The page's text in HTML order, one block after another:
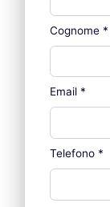
Cognome *
Email *
Telefono *